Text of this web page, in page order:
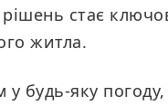
стає
житла.
будь-яку